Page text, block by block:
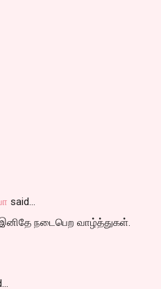
said…
இனிதே நடைபெற வாழ்த்துகள்.